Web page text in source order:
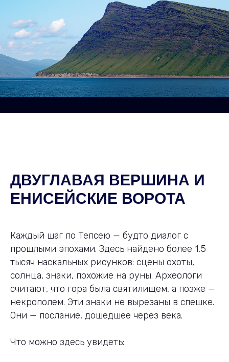
ДВУГЛАВАЯ ВЕРШИНА И
ЕНИСЕЙСКИЕ ВОРОТА
Каждый шаг по Тепсею — будто диалог с
прошлыми эпохами. Здесь найдено более 1,5
тысяч наскальных рисунков: сцены охоты,
солнца, знаки, похожие на руны. Археологи
считают, что гора была святилищем, а позже —
некрополем. Эти знаки не вырезаны в спешке.
Они — послание, дошедшее через века.
Что можно здесь увидеть: